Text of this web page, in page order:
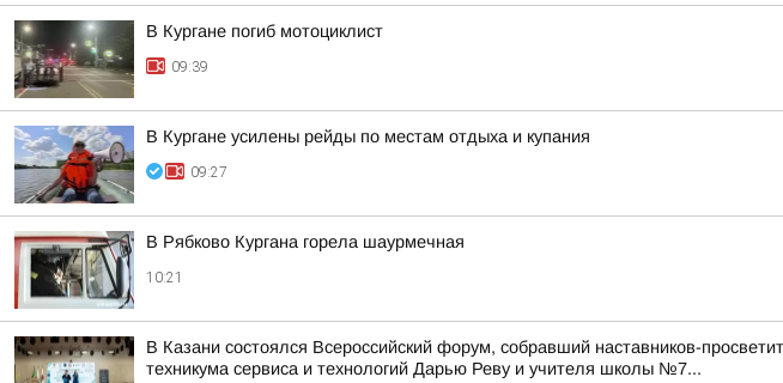
В Кургане погиб мотоциклист
09:39
В Кургане усилены рейды по местам отдыха и купания
09:27
В Рябково Кургана горела шаурмечная
10:21
В Казани состоялся Всероссийский форум, собравший наставников-
техникума сервиса и технологий Дарью Реву и учителя школы №7...